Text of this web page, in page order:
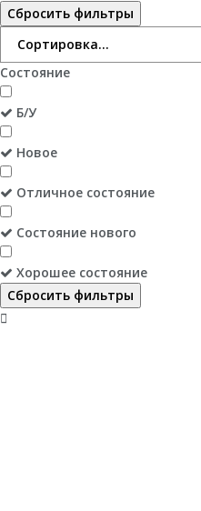
Сбросить фильтры
Состояние
Б/У
Новое
Отличное состояние
Состояние нового
Хорошее состояние
Сбросить фильтры